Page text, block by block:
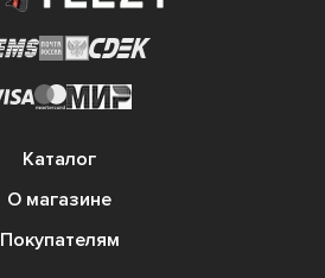
Каталог
О магазине
Покупателям